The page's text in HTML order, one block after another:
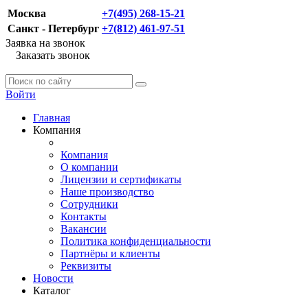
Москва
+7(495) 268-15-21
Санкт - Петербург +7(812) 461-97-51
Заявка на звонок
Заказать звонок
Войти
Главная
Компания
Компания
О компании
Лицензии и сертификаты
Наше производство
Сотрудники
Контакты
Вакансии
Политика конфиденциальности
Партнёры и клиенты
Реквизиты
Новости
Каталог